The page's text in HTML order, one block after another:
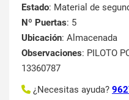
Estado: Material de
Nº Puertas: 5
Ubicación: Almacenada
Observaciones: PILOTO
13360787
¿Necesitas ayuda?